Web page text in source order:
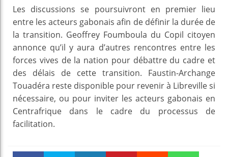
Les discussions se poursuivront en premier lieu
entre les acteurs gabonais afin de définir la durée de
la transition. Geoffrey Foumboula du Copil citoyen
annonce qu’il y aura d’autres rencontres entre les
forces vives de la nation pour débattre du cadre et
des délais de cette transition. Faustin-Archange
Touadéra reste disponible pour revenir à Libreville si
nécessaire, ou pour inviter les acteurs gabonais en
Centrafrique dans le cadre du processus de
facilitation.